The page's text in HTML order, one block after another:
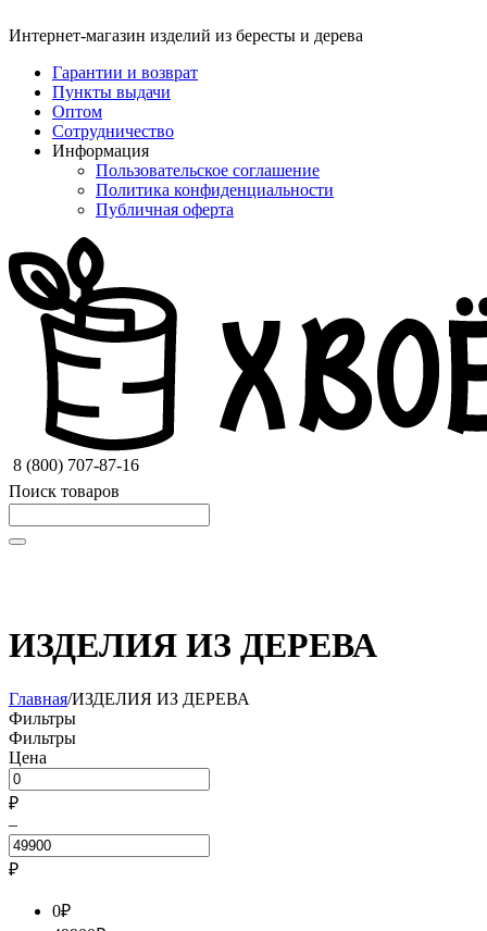
Интернет-магазин изделий из бересты и дерева
Гарантии и возврат
Пункты выдачи
Оптом
Сотрудничество
Информация
Пользовательское соглашение
Политика конфиденциальности
Публичная оферта
8 (800) 707-87-16
Поиск товаров
ИЗДЕЛИЯ ИЗ ДЕРЕВА
Главная/ИЗДЕЛИЯ ИЗ ДЕРЕВА
Фильтры
Фильтры
Цена
₽
–
₽
0₽